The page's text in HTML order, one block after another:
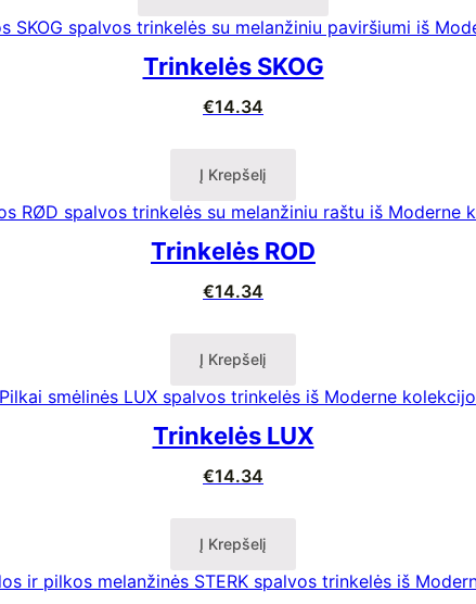
Trinkelės SKOG
€14.34
Į Krepšelį
Trinkelės ROD
€14.34
Į Krepšelį
Trinkelės LUX
€14.34
Į Krepšelį